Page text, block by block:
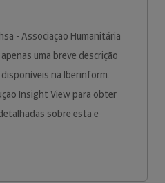
- Associação Humanitária
uma breve descrição
na Iberinform.
Insight View para obter
sobre esta e